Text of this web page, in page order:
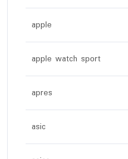
apple
apple watch sport
apres
asic